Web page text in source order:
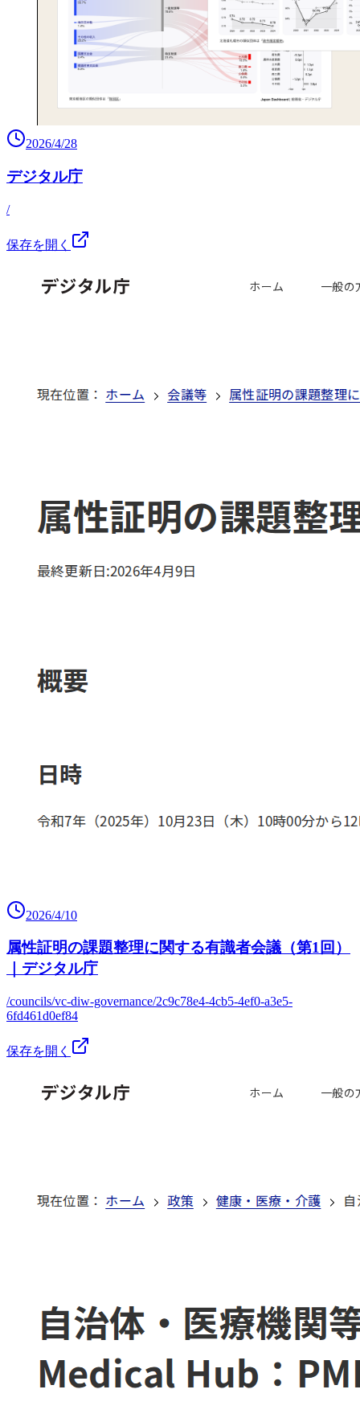
2026/4/28
デジタル庁
/
保存を開く
2026/4/10
属性証明の課題整理に関する有識者会議（第1回）
｜デジタル庁
/councils/vc-diw-governance/2c9c78e4-4cb5-4ef0-a3e5-
6fd461d0ef84
保存を開く